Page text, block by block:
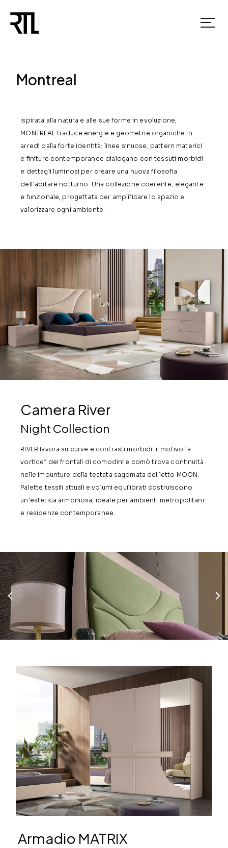
Montreal
Ispirata alla natura e alle sue forme in evoluzione,
MONTREAL traduce energie e geometrie organiche in
arredi dalla forte identità: linee sinuose, pattern materici
e finiture contemporanee dialogano con tessuti morbidi
e dettagli luminosi per creare una nuova filosofia
dell’abitare notturno. Una collezione coerente, elegante
e funzionale, progettata per amplificare lo spazio e
valorizzare ogni ambiente.
Camera River
Night Collection
RIVER lavora su curve e contrasti morbidi: il motivo “a
vortice” dei frontali di comodini e comò trova continuità
nelle impunture della testata sagomata del letto MOON.
Palette tessili attuali e volumi equilibrati costruiscono
un’estetica armoniosa, ideale per ambienti metropolitani
e residenze contemporanee.
Armadio MATRIX